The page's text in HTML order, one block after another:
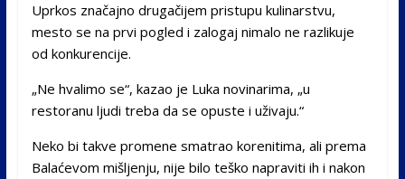
Uprkos značajno drugačijem pristupu kulinarstvu,
mesto se na prvi pogled i zalogaj nimalo ne razlikuje
od konkurencije.
„Ne hvalimo se“, kazao je Luka novinarima, „u
restoranu ljudi treba da se opuste i uživaju.“
Neko bi takve promene smatrao korenitima, ali prema
Balaćevom mišljenju, nije bilo teško napraviti ih i nakon